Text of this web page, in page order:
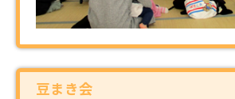
豆まき会